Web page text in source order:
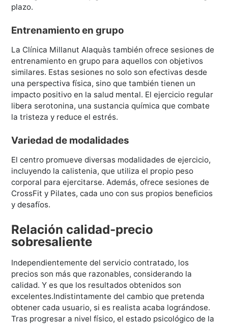
plazo.
Entrenamiento en grupo
La Clínica Millanut Alaquàs también ofrece sesiones de
entrenamiento en grupo para aquellos con objetivos
similares. Estas sesiones no solo son efectivas desde
una perspectiva física, sino que también tienen un
impacto positivo en la salud mental. El ejercicio regular
libera serotonina, una sustancia química que combate
la tristeza y reduce el estrés.
Variedad de modalidades
El centro promueve diversas modalidades de ejercicio,
incluyendo la calistenia, que utiliza el propio peso
corporal para ejercitarse. Además, ofrece sesiones de
CrossFit y Pilates, cada uno con sus propios beneficios
y desafíos.
Relación calidad-precio
sobresaliente
Independientemente del servicio contratado, los
precios son más que razonables, considerando la
calidad. Y es que los resultados obtenidos son
excelentes.Indistintamente del cambio que pretenda
obtener cada usuario, si es realista acaba lográndose.
Tras progresar a nivel físico, el estado psicológico de la